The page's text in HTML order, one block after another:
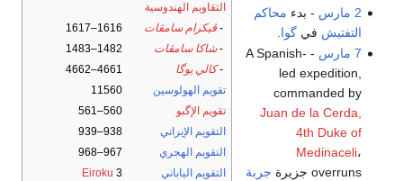
التقاويم الهندوسية
- ڤيكرام سامڤات
1616–1617
-شاكا سامڤات
1482–1483
-كالي يوگا
4661–4662
تقويم الهولوسين
11560
تقويم الإگبو
560–561
التقويم الإيراني
938–939
التقويم الهجري
967–968
التقويم الياباني
Eiroku 3
2 مارس
- بدء محاكم
التفتيش فيگوا
7 مارس
- A Spanish-
led expedition,
commanded by
Juan de la Cerda,
4th Duke of
Medinaceli،
overruns جزيرة
جربة